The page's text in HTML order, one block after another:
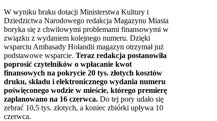
W wyniku braku dotacji Ministerstwa Kultury i
Dziedzictwa Narodowego redakcja Magazynu Miasta
boryka się z chwilowymi problemami finansowymi w
związku z wydaniem kolejnego numeru. Dzięki
wsparciu Ambasady Holandii magazyn otrzymał już
podstawowe wsparcie. Teraz redakcja postanowiła
poprosić czytelników o wpłacanie kwot
finansowych na pokrycie 20 tys. złotych kosztów
druku, składu i elektronicznego wydania numeru
poświęconego wodzie w mieście, którego premierę
zaplanowano na 16 czerwca. Do tej pory udało się
zebrać 10,5 tys. złotych, a koniec zbiórki upływa 10
czerwca.